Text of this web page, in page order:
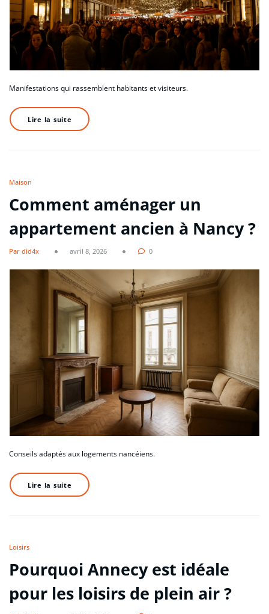
Manifestations qui rassemblent habitants et visiteurs.
Lire la suite
Maison
Comment aménager un
appartement ancien à Nancy ?
Par did4x avril 8, 2026 0
Conseils adaptés aux logements nancéiens.
Lire la suite
Loisirs
Pourquoi Annecy est idéale
pour les loisirs de plein air ?